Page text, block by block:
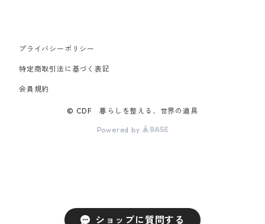
ショップに質問する
プライバシーポリシー
特定商取引法に基づく表記
会員規約
© CDF 暮らしを整える、世界の道具
Powered by